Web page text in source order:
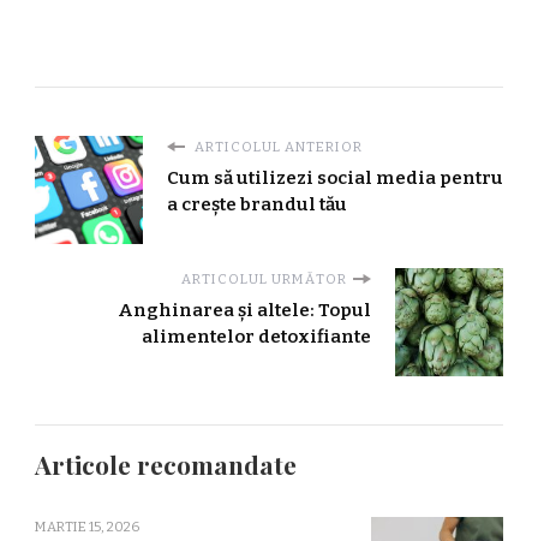
ARTICOLUL ANTERIOR
Cum să utilizezi social media pentru
a crește brandul tău
ARTICOLUL URMĂTOR
Anghinarea și altele: Topul
alimentelor detoxifiante
Articole recomandate
MARTIE 15, 2026